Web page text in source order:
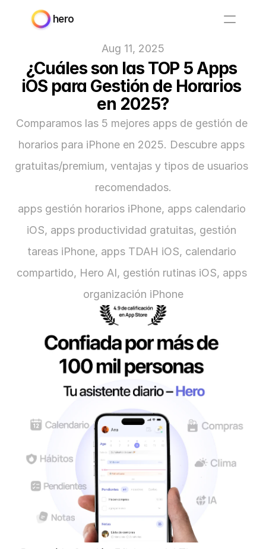
hero
Aug 11, 2025
¿Cuáles son las TOP 5 Apps
iOS para Gestión de Horarios
en 2025?
Comparamos las 5 mejores apps de gestión de
horarios para iPhone en 2025. Descubre apps
gratuitas/premium, ventajas y tipos de usuarios
recomendados.
apps gestión horarios iPhone, apps calendario
iOS, apps productividad gratuitas, gestión
tareas iPhone, apps TDAH iOS, calendario
compartido, Hero AI, gestión rutinas iOS, apps
organización iPhone